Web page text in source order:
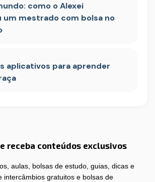
como o Alexei
um mestrado com bolsa no
aplicativos para aprender
receba conteúdos exclusivos
aulas, bolsas de estudo, guias, dicas e
intercâmbios gratuitos e bolsas de